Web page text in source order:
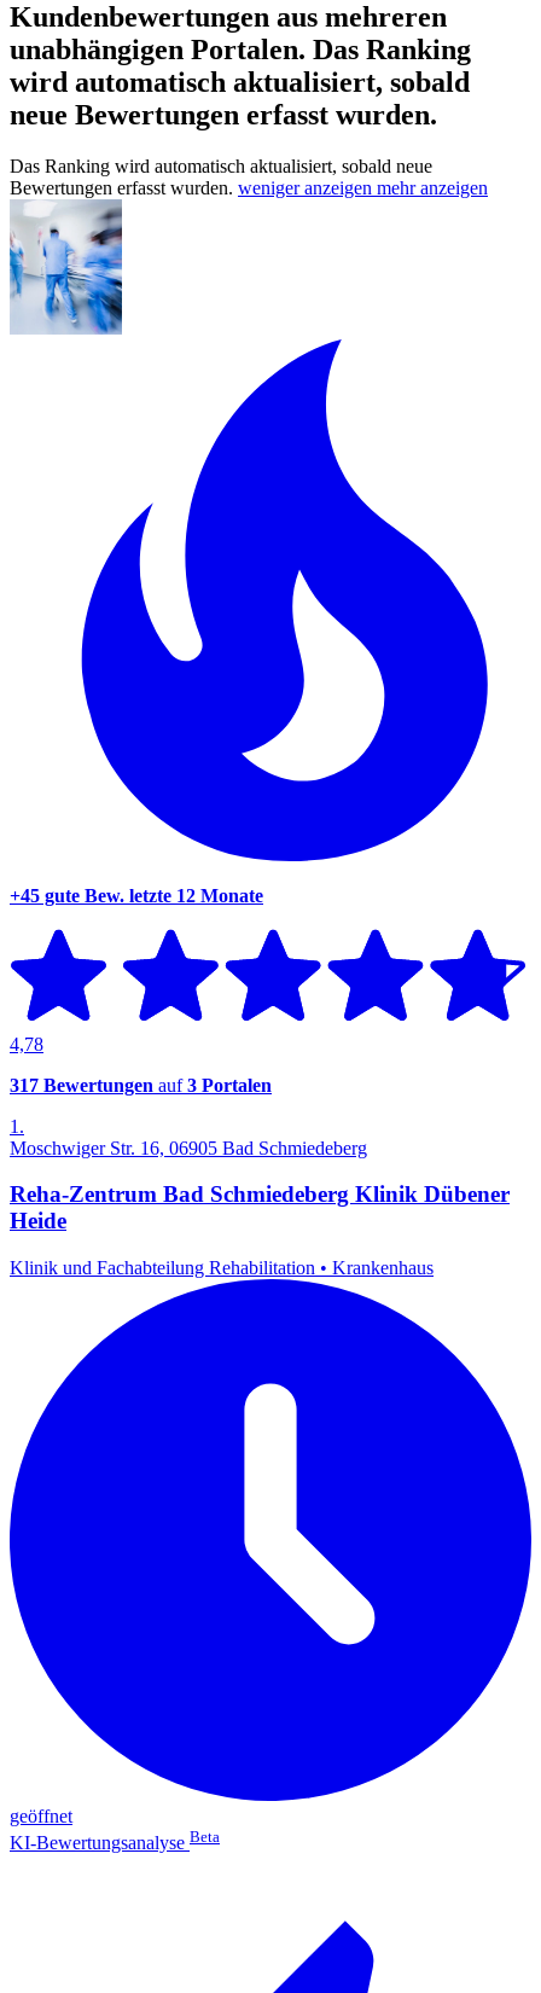
Kundenbewertungen aus mehreren
unabhängigen Portalen. Das Ranking
wird automatisch aktualisiert, sobald
neue Bewertungen erfasst wurden.
Das Ranking wird automatisch aktualisiert, sobald neue
Bewertungen erfasst wurden. weniger anzeigen mehr anzeigen
+45 gute Bew. letzte 12 Monate
4,78
317 Bewertungen auf3 Portalen
1.
Moschwiger Str. 16, 06905 Bad Schmiedeberg
Reha-Zentrum Bad Schmiedeberg Klinik Dübener
Heide
Klinik und Fachabteilung Rehabilitation • Krankenhaus
geöffnet
KI-Bewertungsanalyse Beta